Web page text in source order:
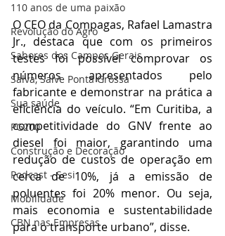
110 anos de uma paixão
Revolução do Agro
Sabores dos Campos Gerais
Salva, Salve Ponta Grossa
Sua saúde
PG200
Construção e Decoração
Podcast - Sesi
Mobilidade
CBN nas Empresas
O CEO da Compagas, Rafael Lamastra
Jr., destaca que com os primeiros
testes foi possível comprovar os
números apresentados pelo
fabricante e demonstrar na prática a
eficiência do veículo. “Em Curitiba, a
competitividade do GNV frente ao
diesel foi maior, garantindo uma
redução de custos de operação em
cerca de 10%, já a emissão de
poluentes foi 20% menor. Ou seja,
mais economia e sustentabilidade
para o transporte urbano”, disse.